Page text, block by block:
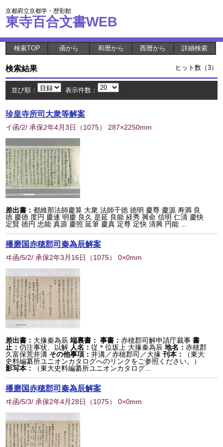
京都府立京都学・歴彩館
東寺百合文書WEB
検索TOP 函から 和暦から 西暦から 詳細検索
検索結果 ヒット数（3）
並び順： 表示件数：
珍皇寺所司大衆等解案
イ函/2/ 承保2年4月3日 （1075） 287×2250mm
差出書：都維那法師慶算 大衆 法師千徳 徳明 慶尊 慶源 寿満 良
徳 慶徳 度円 慶連 明慶 良久 是延 良能 経秀 興命 信明 仁清 慶快
定賢 徳円 忠能 真源 慶照 延筆 慶真 定尊 定快 清興 円能 ...
播磨国赤穂郡司秦為辰解案
ヰ函/5/2/ 承保2年3月16日 （1075） 0×0mm
差出書： 大掾秦為辰 端裏書： 事書：赤穂郡司解申請庁裁事 書
止：仍注事状、以解 人名：従＊位坂上 大掾秦為辰 地名：赤穂郡
久富保荒井溝 その他事項：井溝／赤穂郡司／大掾 刊本：
（東大
史料編纂所ユニオンカタログへのリンクをご参照ください。）
影写本：
（東大史料編纂所ユニオンカタログ...
播磨国赤穂郡司秦為辰解案
ヰ函/5/3/ 承保2年4月28日 （1075） 0×0mm